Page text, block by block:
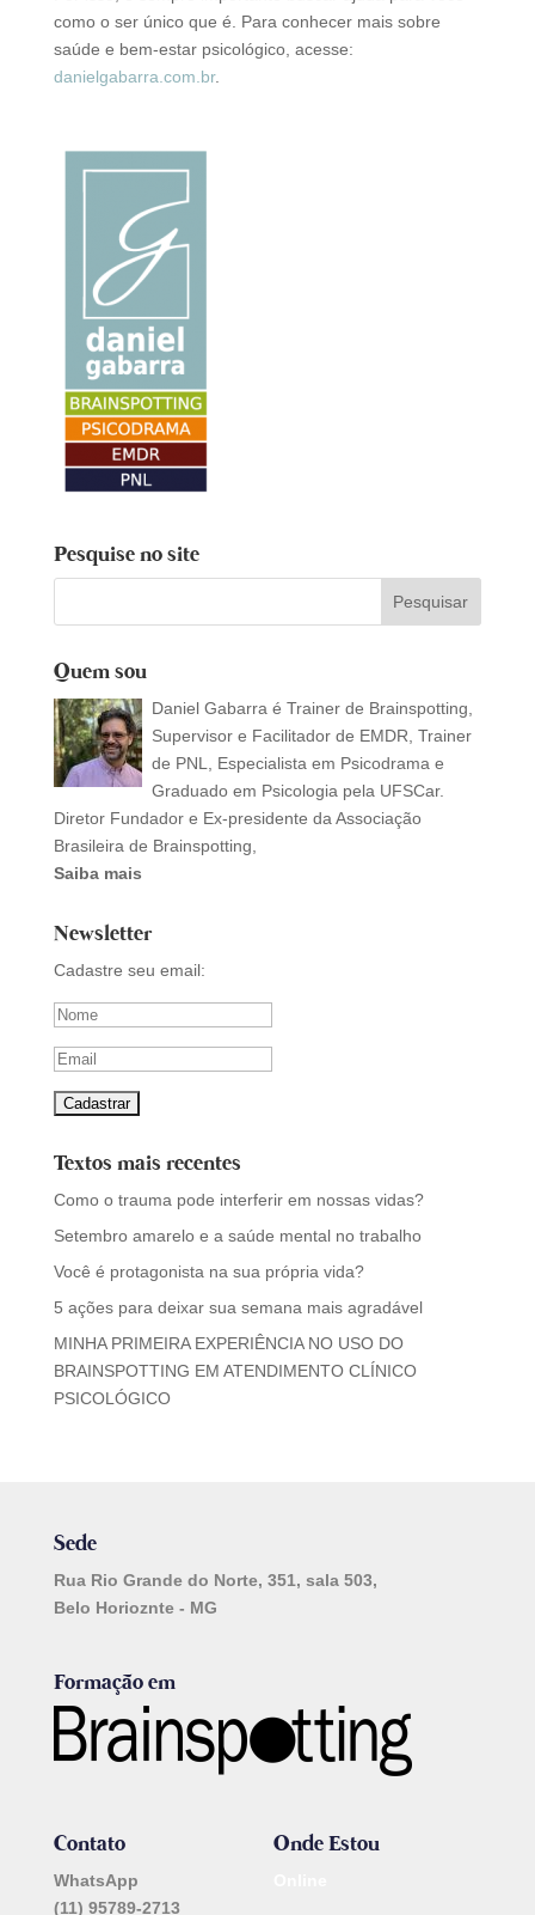
como o ser único que é. Para conhecer mais sobre
saúde e bem-estar psicológico, acesse:
danielgabarra.com.br.
Pesquise no site
Quem sou
Daniel Gabarra é Trainer de Brainspotting,
Supervisor e Facilitador de EMDR, Trainer
de PNL, Especialista em Psicodrama e
Graduado em Psicologia pela UFSCar.
Diretor Fundador e Ex-presidente da Associação
Brasileira de Brainspotting,
Saiba mais
Newsletter
Cadastre seu email:
Textos mais recentes
Como o trauma pode interferir em nossas vidas?
Setembro amarelo e a saúde mental no trabalho
Você é protagonista na sua própria vida?
5 ações para deixar sua semana mais agradável
MINHA PRIMEIRA EXPERIÊNCIA NO USO DO
BRAINSPOTTING EM ATENDIMENTO CLÍNICO
PSICOLÓGICO
Sede
Rua Rio Grande do Norte, 351, sala 503,
Belo Horioznte - MG
Formação em
Contato
WhatsApp
(11) 95789-2713
Onde Estou